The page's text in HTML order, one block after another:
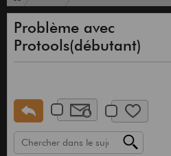
Problème avec
Protools(débutant)